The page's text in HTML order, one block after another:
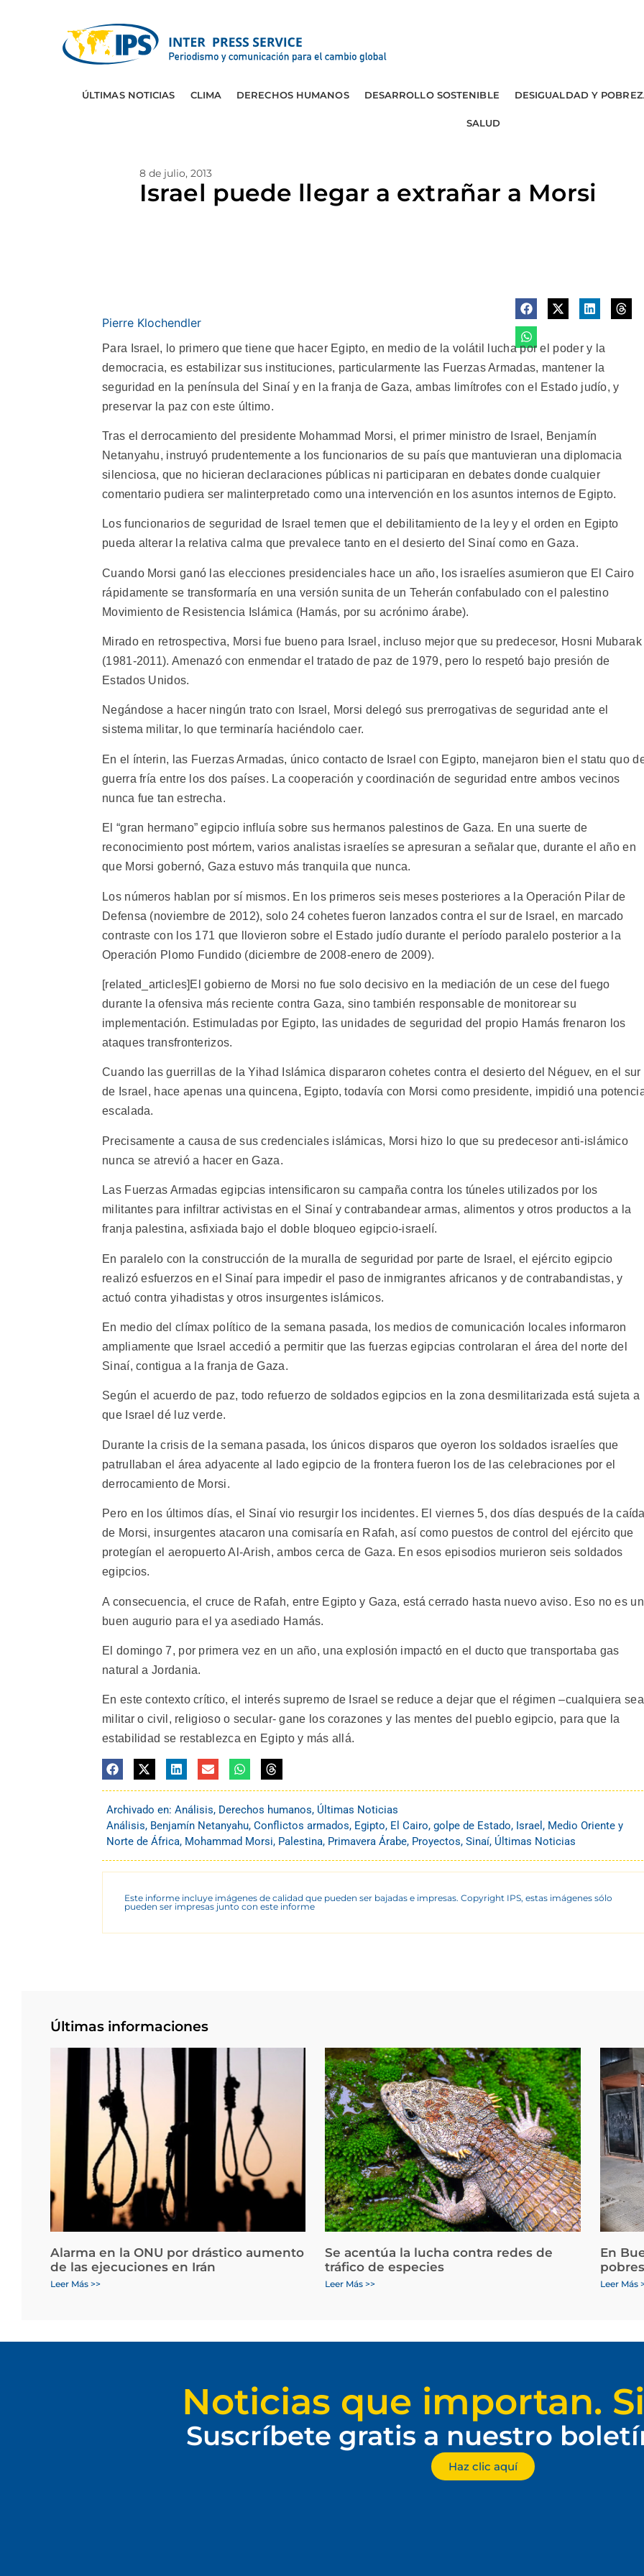
ÚLTIMAS NOTICIAS CLIMA DERECHOS HUMANOS DESARROLLO SOSTENIBLE DESIGUALDAD Y
SALUD
8 de julio, 2013
Israel puede llegar a extrañar a Morsi
Pierre Klochendler
Para Israel, lo primero que tiene que hacer Egipto, en medio de la volátil lucha por el poder y la
democracia, es estabilizar sus instituciones, particularmente las Fuerzas Armadas, mantener la
seguridad en la península del Sinaí y en la franja de Gaza, ambas limítrofes con el Estado judío, y
preservar la paz con este último.
Tras el derrocamiento del presidente Mohammad Morsi, el primer ministro de Israel, Benjamín
Netanyahu, instruyó prudentemente a los funcionarios de su país que mantuvieran una diplomacia
silenciosa, que no hicieran declaraciones públicas ni participaran en debates donde cualquier
comentario pudiera ser malinterpretado como una intervención en los asuntos internos de Egipto.
Los funcionarios de seguridad de Israel temen que el debilitamiento de la ley y el orden en Egipto
pueda alterar la relativa calma que prevalece tanto en el desierto del Sinaí como en Gaza.
Cuando Morsi ganó las elecciones presidenciales hace un año, los israelíes asumieron que El Cairo
rápidamente se transformaría en una versión sunita de un Teherán confabulado con el palestino
Movimiento de Resistencia Islámica (Hamás, por su acrónimo árabe).
Mirado en retrospectiva, Morsi fue bueno para Israel, incluso mejor que su predecesor, Hosni Mubarak
(1981-2011). Amenazó con enmendar el tratado de paz de 1979, pero lo respetó bajo presión de
Estados Unidos.
Negándose a hacer ningún trato con Israel, Morsi delegó sus prerrogativas de seguridad ante el
sistema militar, lo que terminaría haciéndolo caer.
En el ínterin, las Fuerzas Armadas, único contacto de Israel con Egipto, manejaron bien el statu quo
guerra fría entre los dos países. La cooperación y coordinación de seguridad entre ambos vecinos
nunca fue tan estrecha.
El “gran hermano” egipcio influía sobre sus hermanos palestinos de Gaza. En una suerte de
reconocimiento post mórtem, varios analistas israelíes se apresuran a señalar que, durante el año en
que Morsi gobernó, Gaza estuvo más tranquila que nunca.
Los números hablan por sí mismos. En los primeros seis meses posteriores a la Operación Pilar de
Defensa (noviembre de 2012), solo 24 cohetes fueron lanzados contra el sur de Israel, en marcado
contraste con los 171 que llovieron sobre el Estado judío durante el período paralelo posterior a la
Operación Plomo Fundido (diciembre de 2008-enero de 2009).
[related_articles]El gobierno de Morsi no fue solo decisivo en la mediación de un cese del fuego
durante la ofensiva más reciente contra Gaza, sino también responsable de monitorear su
implementación. Estimuladas por Egipto, las unidades de seguridad del propio Hamás frenaron los
ataques transfronterizos.
Cuando las guerrillas de la Yihad Islámica dispararon cohetes contra el desierto del Néguev, en el sur
de Israel, hace apenas una quincena, Egipto, todavía con Morsi como presidente, impidió una
escalada.
Precisamente a causa de sus credenciales islámicas, Morsi hizo lo que su predecesor anti-islámico
nunca se atrevió a hacer en Gaza.
Las Fuerzas Armadas egipcias intensificaron su campaña contra los túneles utilizados por los
militantes para infiltrar activistas en el Sinaí y contrabandear armas, alimentos y otros productos a la
franja palestina, asfixiada bajo el doble bloqueo egipcio-israelí.
En paralelo con la construcción de la muralla de seguridad por parte de Israel, el ejército egipcio
realizó esfuerzos en el Sinaí para impedir el paso de inmigrantes africanos y de contrabandistas, y
actuó contra yihadistas y otros insurgentes islámicos.
En medio del clímax político de la semana pasada, los medios de comunicación locales informaron
ampliamente que Israel accedió a permitir que las fuerzas egipcias controlaran el área del norte del
Sinaí, contigua a la franja de Gaza.
Según el acuerdo de paz, todo refuerzo de soldados egipcios en la zona desmilitarizada está sujeta a
que Israel dé luz verde.
Durante la crisis de la semana pasada, los únicos disparos que oyeron los soldados israelíes que
patrullaban el área adyacente al lado egipcio de la frontera fueron los de las celebraciones por el
derrocamiento de Morsi.
Pero en los últimos días, el Sinaí vio resurgir los incidentes. El viernes 5, dos días después de la
de Morsi, insurgentes atacaron una comisaría en Rafah, así como puestos de control del ejército que
protegían el aeropuerto Al-Arish, ambos cerca de Gaza. En esos episodios murieron seis soldados
egipcios.
A consecuencia, el cruce de Rafah, entre Egipto y Gaza, está cerrado hasta nuevo aviso. Eso no es un
buen augurio para el ya asediado Hamás.
El domingo 7, por primera vez en un año, una explosión impactó en el ducto que transportaba gas
natural a Jordania.
En este contexto crítico, el interés supremo de Israel se reduce a dejar que el régimen –cualquiera
militar o civil, religioso o secular- gane los corazones y las mentes del pueblo egipcio, para que la
estabilidad se restablezca en Egipto y más allá.
Archivado en: Análisis, Derechos humanos, Últimas Noticias
Análisis, Benjamín Netanyahu, Conflictos armados, Egipto, El Cairo, golpe de Estado, Israel , Medio Oriente y
Norte de África, Mohammad Morsi, Palestina, Primavera Árabe, Proyectos, Sinaí, Últimas Noticias
Este informe incluye imágenes de calidad que pueden ser bajadas e impresas. Copyright IPS, estas imágenes sólo
pueden ser impresas junto con este informe
Últimas informaciones
Alarma en la ONU por drástico aumento
de las ejecuciones en Irán
Leer Más >>
Se acentúa la lucha contra redes de
tráfico de especies
Leer Más >>
En
Leer Más
Noticias que importan.
Suscríbete gratis a nuestro
Haz clic aquí